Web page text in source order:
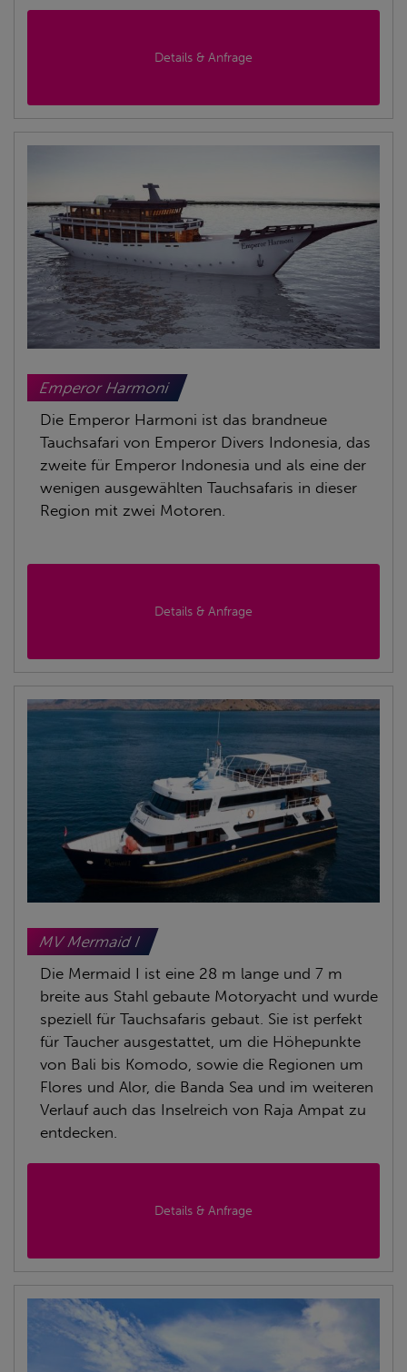
Details & Anfrage
Emperor Harmoni
Die Emperor Harmoni ist das brandneue
Tauchsafari von Emperor Divers Indonesia, das
zweite für Emperor Indonesia und als eine der
wenigen ausgewählten Tauchsafaris in dieser
Region mit zwei Motoren.
Details & Anfrage
MV Mermaid I
Die Mermaid I ist eine 28 m lange und 7 m
breite aus Stahl gebaute Motoryacht und wurde
speziell für Tauchsafaris gebaut. Sie ist perfekt
für Taucher ausgestattet, um die Höhepunkte
von Bali bis Komodo, sowie die Regionen um
Flores und Alor, die Banda Sea und im weiteren
Verlauf auch das Inselreich von Raja Ampat zu
entdecken.
Details & Anfrage